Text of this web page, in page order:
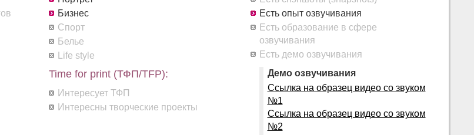
Бизнес
Спорт
Белье
Life style
Time for print (ТФП/TFP):
Интересует ТФП
Интересны творческие проекты
Есть опыт озвучивания
Есть образование в сфере
озвучивания
Есть демо озвучивания
Демо озвучивания
Ссылка на образец видео со звуком
№1
Ссылка на образец видео со звуком
№2